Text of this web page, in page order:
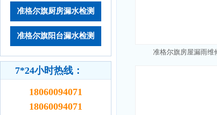
准格尔旗厨房漏水检测
准格尔旗阳台漏水检测
7*24小时热线：
18060094071
18060094071
准格尔旗房屋漏雨维